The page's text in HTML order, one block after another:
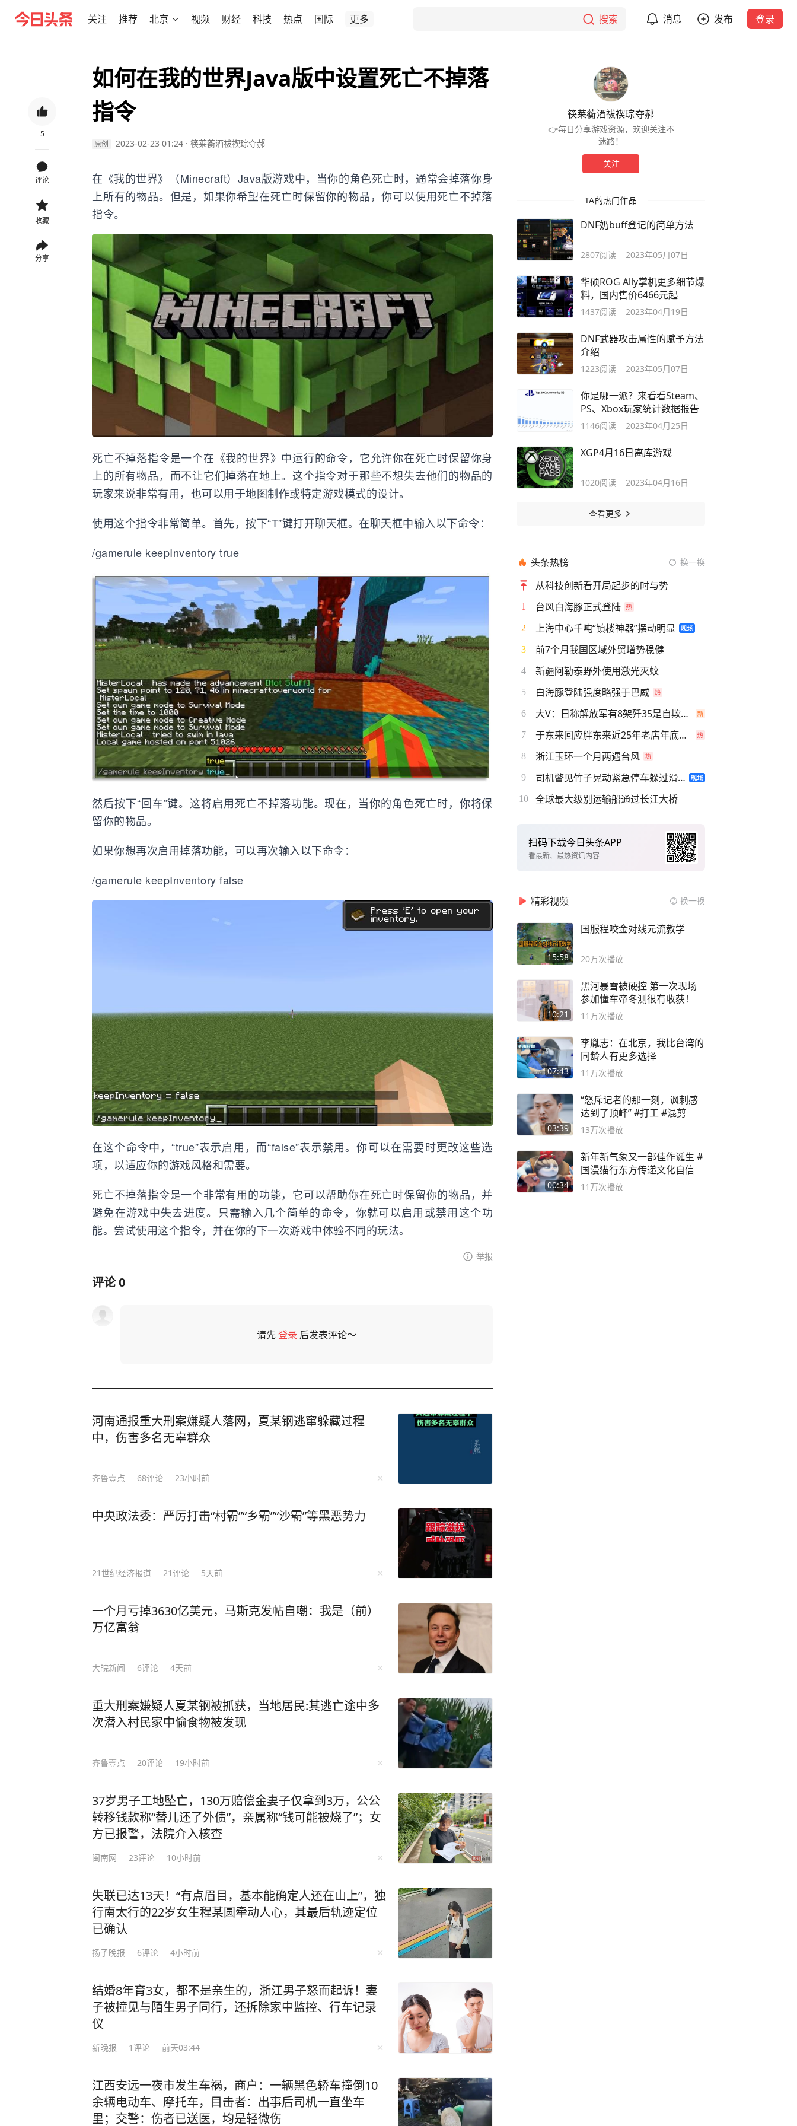
关注 推荐 北京 视频 财经 科技 热点 国际 更多 搜索 消息 发布 登录
5
评论
收藏
分享
如何在我的世界Java版中设置死亡不掉落
指令
原创 2023-02-23 01:24 · 筷莱蘅酒祓禊琮夺郝
在《我的世界》（Minecraft）Java版游戏中，当你的角色死亡时，通常会掉落你身
上所有的物品。但是，如果你希望在死亡时保留你的物品，你可以使用死亡不掉落
指令。
死亡不掉落指令是一个在《我的世界》中运行的命令，它允许你在死亡时保留你身
上的所有物品，而不让它们掉落在地上。这个指令对于那些不想失去他们的物品的
玩家来说非常有用，也可以用于地图制作或特定游戏模式的设计。
使用这个指令非常简单。首先，按下“T”键打开聊天框。在聊天框中输入以下命令：
/gamerule keepInventory true
然后按下“回车”键。这将启用死亡不掉落功能。现在，当你的角色死亡时，你将保
留你的物品。
如果你想再次启用掉落功能，可以再次输入以下命令：
/gamerule keepInventory false
在这个命令中，“true”表示启用，而“false”表示禁用。你可以在需要时更改这些选
项，以适应你的游戏风格和需要。
死亡不掉落指令是一个非常有用的功能，它可以帮助你在死亡时保留你的物品，并
避免在游戏中失去进度。只需输入几个简单的命令，你就可以启用或禁用这个功
能。尝试使用这个指令，并在你的下一次游戏中体验不同的玩法。
举报
评论0
请先登录 后发表评论～
河南通报重大刑案嫌疑人落网，夏某钢逃窜躲藏过程
中，伤害多名无辜群众
齐鲁壹点 68评论 23小时前
中央政法委：严厉打击“村霸”“乡霸”“沙霸”等黑恶势力
21世纪经济报道 21评论 5天前
一个月亏掉3630亿美元，马斯克发帖自嘲：我是（前）
万亿富翁
大皖新闻 6评论 4天前
重大刑案嫌疑人夏某钢被抓获，当地居民:其逃亡途中多
次潜入村民家中偷食物被发现
齐鲁壹点 20评论 19小时前
37岁男子工地坠亡，130万赔偿金妻子仅拿到3万，公公
转移钱款称“替儿还了外债”，亲属称“钱可能被烧了”；女
方已报警，法院介入核查
闽南网 23评论 10小时前
失联已达13天！“有点眉目，基本能确定人还在山上”，独
行南太行的22岁女生程某圆牵动人心，其最后轨迹定位
已确认
扬子晚报 6评论 4小时前
结婚8年育3女，都不是亲生的，浙江男子怒而起诉！妻
子被撞见与陌生男子同行，还拆除家中监控、行车记录
仪
新晚报 1评论 前天03:44
江西安远一夜市发生车祸，商户：一辆黑色轿车撞倒10
余辆电动车、摩托车，目击者：出事后司机一直坐车
里；交警：伤者已送医，均是轻微伤
筷莱蘅酒祓禊琮夺郝
👉每日分享游戏资源，欢迎关注不
迷路！
关注
TA的热门作品
DNF奶buff登记的简单方法
2807阅读 2023年05月07日
华硕ROG Ally掌机更多细节爆
料，国内售价6466元起
1437阅读 2023年04月19日
DNF武器攻击属性的赋予方法
介绍
1223阅读 2023年05月07日
你是哪一派？来看看Steam、
PS、Xbox玩家统计数据报告
1146阅读 2023年04月25日
XGP4月16日离库游戏
1020阅读 2023年04月16日
查看更多
头条热榜 换一换
从科技创新看开局起步的时与势
1 台风白海豚正式登陆
2 上海中心千吨“镇楼神器”摆动明显
3 前7个月我国区域外贸增势稳健
4 新疆阿勒泰野外使用激光灭蚊
5 白海豚登陆强度略强于巴威
6 大V：日称解放军有8架歼35是自欺欺人
7 于东来回应胖东来近25年老店年底关闭
8 浙江玉环一个月两遇台风
9 司机瞥见竹子晃动紧急停车躲过滑坡
10 全球最大级别运输船通过长江大桥
扫码下载今日头条APP
看最新、最热资讯内容
精彩视频 换一换
15:58
国服程咬金对线元流教学
20万次播放
10:21
黑河暴雪被硬控 第一次现场
参加懂车帝冬测很有收获！
11万次播放
07:43
李胤志：在北京，我比台湾的
同龄人有更多选择
11万次播放
03:39
“怒斥记者的那一刻，讽刺感
达到了顶峰” #打工 #混剪
13万次播放
00:34
新年新气象又一部佳作诞生 #
国漫猫行东方传递文化自信
11万次播放